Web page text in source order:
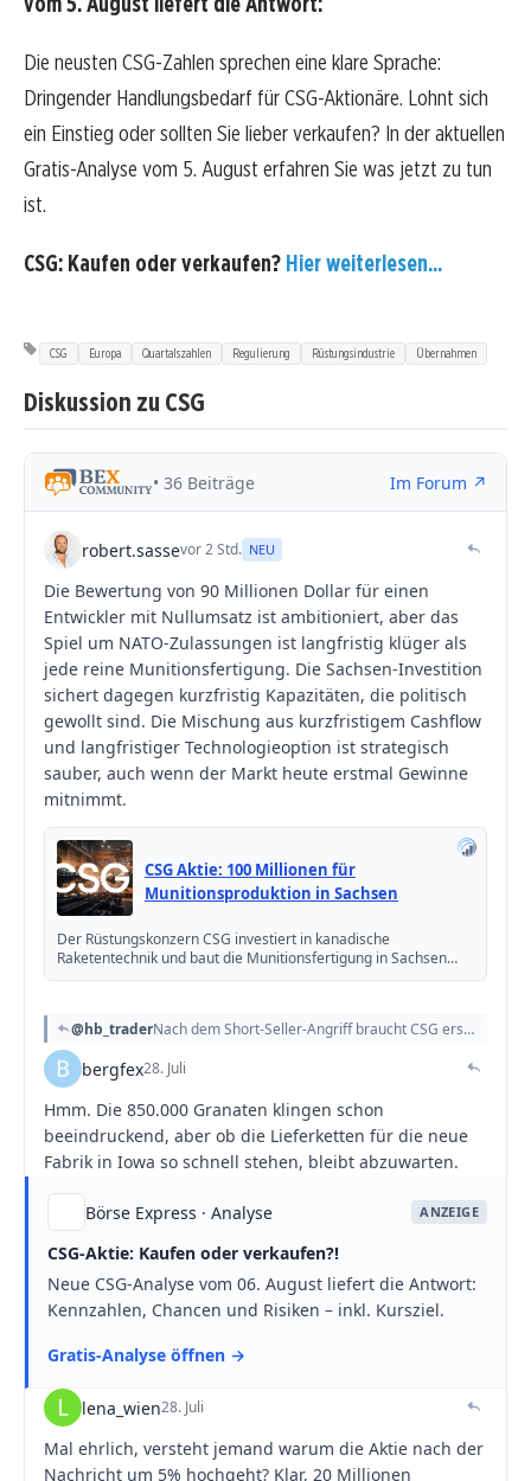
Die neusten CSG-Zahlen sprechen eine klare Sprache:
Dringender Handlungsbedarf für CSG-Aktionäre. Lohnt sich
ein Einstieg oder sollten Sie lieber verkaufen? In der aktuellen
Gratis-Analyse vom 5. August erfahren Sie was jetzt zu tun
ist.
CSG: Kaufen oder verkaufen? Hier weiterlesen...
CSG Europa Quartalszahlen Regulierung Rüstungsindustrie Übernahmen
Diskussion zu CSG